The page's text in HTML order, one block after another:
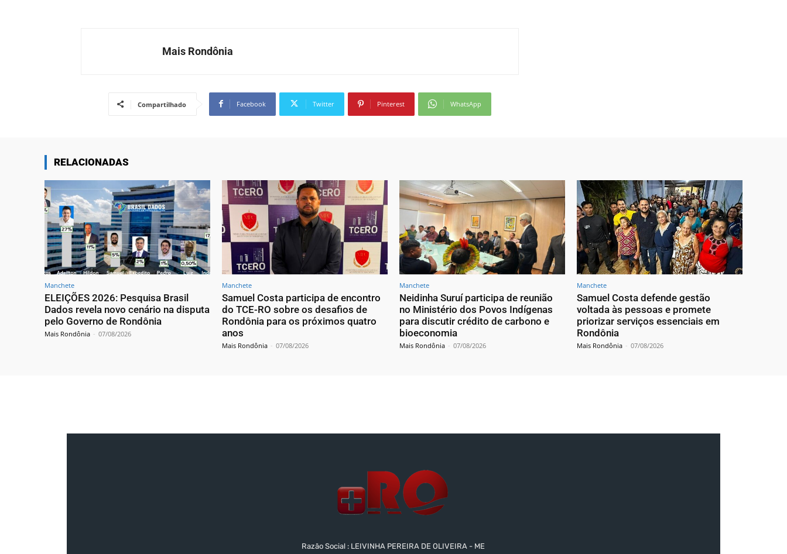
Mais Rondônia
Compartilhado Facebook Twitter Pinterest WhatsApp
RELACIONADAS
Manchete
ELEIÇÕES 2026: Pesquisa Brasil
Dados revela novo cenário na disputa
pelo Governo de Rondônia
Mais Rondônia - 07/08/2026
Manchete
Samuel Costa participa de encontro
do TCE-RO sobre os desafios de
Rondônia para os próximos quatro
anos
Mais Rondônia - 07/08/2026
Manchete
Neidinha Suruí participa de reunião
no Ministério dos Povos Indígenas
para discutir crédito de carbono e
bioeconomia
Mais Rondônia - 07/08/2026
Manchete
Samuel Costa defende gestão
voltada às pessoas e promete
priorizar serviços essenciais em
Rondônia
Mais Rondônia - 07/08/2026
Razão Social : LEIVINHA PEREIRA DE OLIVEIRA - ME